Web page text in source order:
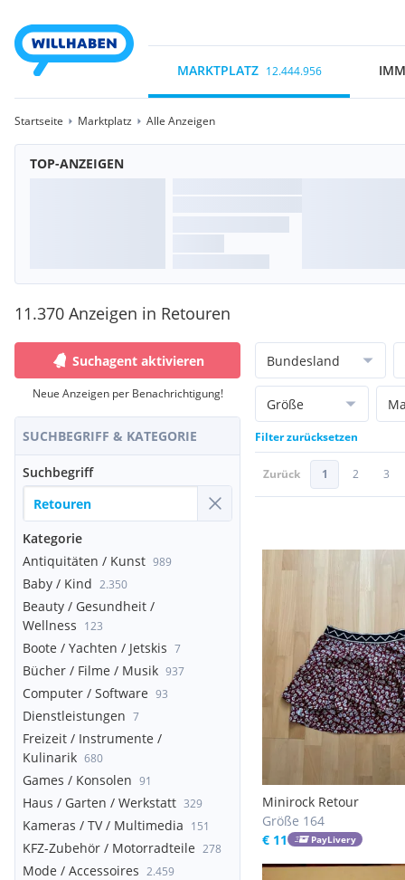
MARKTPLATZ 12.444.956
Startseite Marktplatz Alle Anzeigen
TOP-ANZEIGEN
11.370 Anzeigen in Retouren
Suchagent aktivieren
Neue Anzeigen per Benachrichtigung!
SUCHBEGRIFF & KATEGORIE
Suchbegriff
Kategorie
Antiquitäten / Kunst 989
Baby / Kind 2.350
Beauty / Gesundheit /
Wellness 123
Boote / Yachten / Jetskis 7
Bücher / Filme / Musik 937
Computer / Software 93
Dienstleistungen 7
Freizeit / Instrumente /
Kulinarik 680
Games / Konsolen 91
Haus / Garten / Werkstatt 329
Kameras / TV / Multimedia 151
KFZ-Zubehör / Motorradteile 278
Mode / Accessoires 2.459
Bundesland
Größe
Filter zurücksetzen
Zurück 1 2 3
Minirock Retour
Größe 164
€ 11
PayLivery